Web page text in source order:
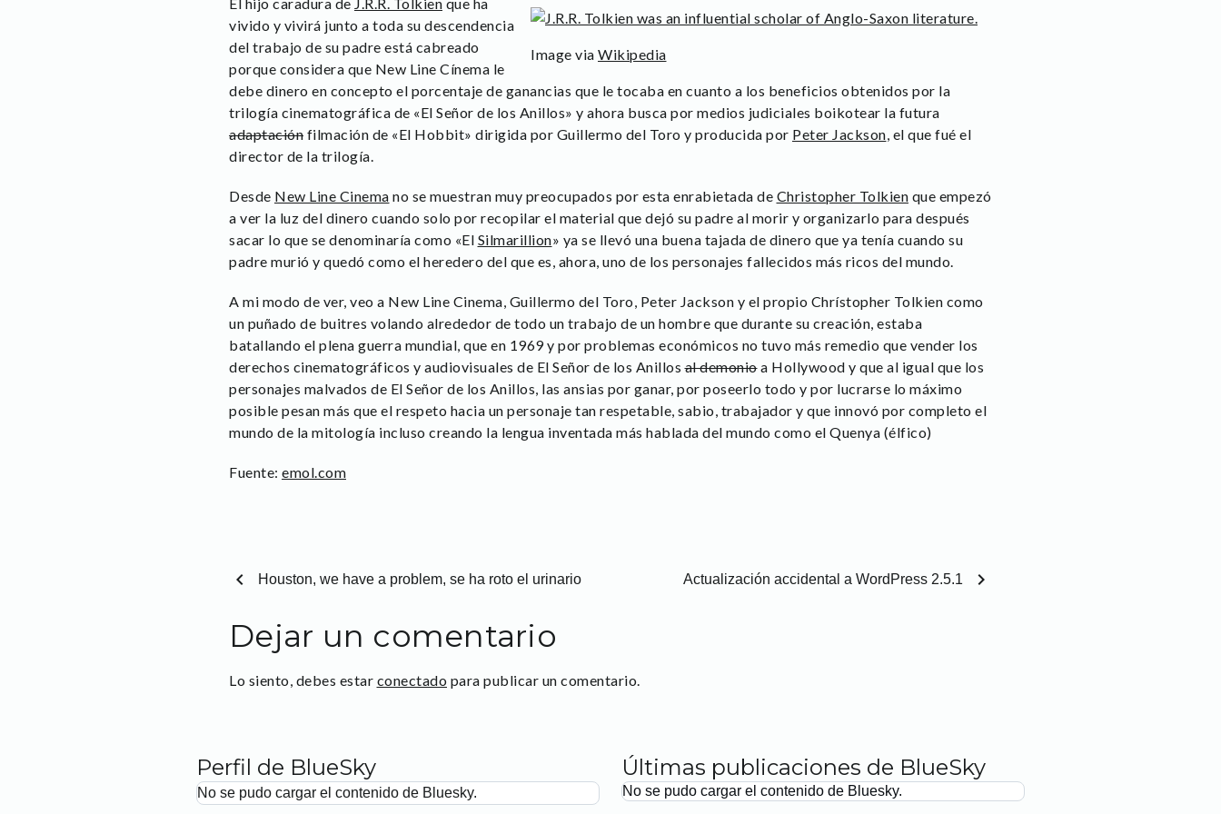
Image via Wikipedia
vivido y vivirá junto a toda su descendencia
del trabajo de su padre está cabreado
porque considera que New Line Cínema le
debe dinero en concepto el porcentaje de ganancias que le tocaba en cuanto a los beneficios obtenidos por la
trilogía cinematográfica de «El Señor de los Anillos» y ahora busca por medios judiciales boikotear la futura
adaptación filmación de «El Hobbit» dirigida por Guillermo del Toro y producida por Peter Jackson, el que fué el
director de la trilogía.
Desde New Line Cinema no se muestran muy preocupados por esta enrabietada de Christopher Tolkien que empezó
a ver la luz del dinero cuando solo por recopilar el material que dejó su padre al morir y organizarlo para después
sacar lo que se denominaría como «El Silmarillion» ya se llevó una buena tajada de dinero que ya tenía cuando su
padre murió y quedó como el heredero del que es, ahora, uno de los personajes fallecidos más ricos del mundo.
A mi modo de ver, veo a New Line Cinema, Guillermo del Toro, Peter Jackson y el propio Chrístopher Tolkien como
un puñado de buitres volando alrededor de todo un trabajo de un hombre que durante su creación, estaba
batallando el plena guerra mundial, que en 1969 y por problemas económicos no tuvo más remedio que vender los
derechos cinematográficos y audiovisuales de El Señor de los Anillosal demonioa Hollywood y que al igual que los
personajes malvados de El Señor de los Anillos, las ansias por ganar, por poseerlo todo y por lucrarse lo máximo
posible pesan más que el respeto hacia un personaje tan respetable, sabio, trabajador y que innovó por completo el
mundo de la mitología incluso creando la lengua inventada más hablada del mundo como el Quenya (élfico)
Fuente: emol.com
chevron_left Houston, we have a problem, se ha roto el urinario Actualización accidental a WordPress 2.5.1 chevron_right
Dejar un comentario
Lo siento, debes estar conectado para publicar un comentario.
Perfil de BlueSky
No se pudo cargar el contenido de Bluesky.
Últimas publicaciones de BlueSky
No se pudo cargar el contenido de Bluesky.